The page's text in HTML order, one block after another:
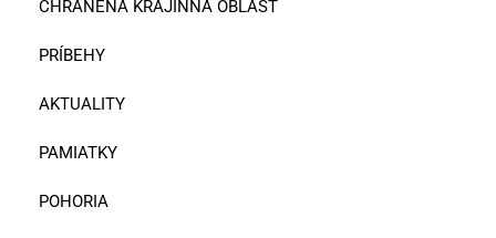
CHRÁNENÁ KRAJINNÁ OBLASŤ
PRÍBEHY
AKTUALITY
PAMIATKY
POHORIA